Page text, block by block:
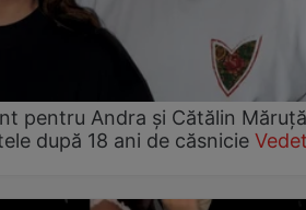
pentru Andra și Cătălin
după 18 ani de căsnicie